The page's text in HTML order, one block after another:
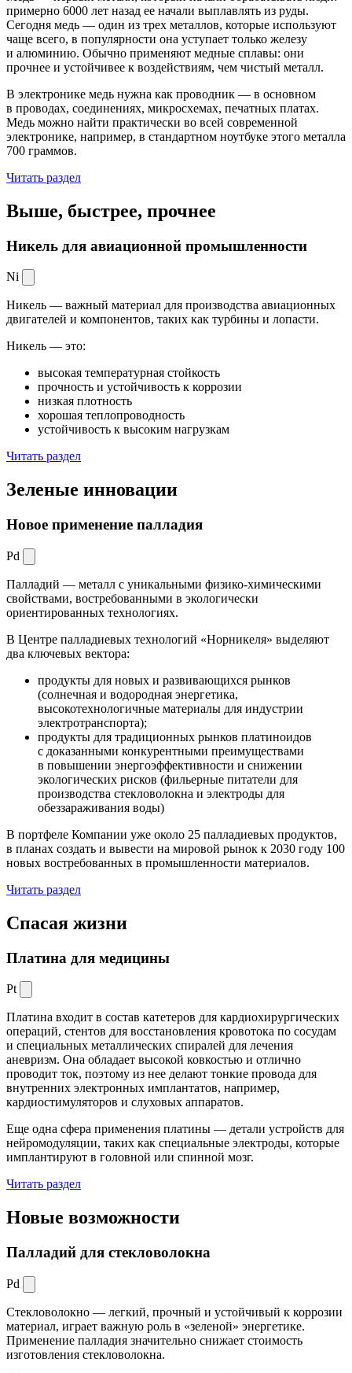
примерно 6000 лет назад ее начали выплавлять из руды.
Сегодня медь — один из трех металлов, которые используют
чаще всего, в популярности она уступает только железу
и алюминию. Обычно применяют медные сплавы: они
прочнее и устойчивее к воздействиям, чем чистый металл.
В электронике медь нужна как проводник — в основном
в проводах, соединениях, микросхемах, печатных платах.
Медь можно найти практически во всей современной
электронике, например, в стандартном ноутбуке этого металла
700 граммов.
Читать раздел
Выше, быстрее, прочнее
Никель для авиационной промышленности
Ni
Никель — важный материал для производства авиационных
двигателей и компонентов, таких как турбины и лопасти.
Никель — это:
высокая температурная стойкость
прочность и устойчивость к коррозии
низкая плотность
хорошая теплопроводность
устойчивость к высоким нагрузкам
Читать раздел
Зеленые инновации
Новое применение палладия
Pd
Палладий — металл с уникальными физико-химическими
свойствами, востребованными в экологически
ориентированных технологиях.
В Центре палладиевых технологий «Норникеля» выделяют
два ключевых вектора:
продукты для новых и развивающихся рынков
(солнечная и водородная энергетика,
высокотехнологичные материалы для индустрии
электротранспорта);
продукты для традиционных рынков платиноидов
с доказанными конкурентными преимуществами
в повышении энергоэффективности и снижении
экологических рисков (фильерные питатели для
производства стекловолокна и электроды для
обеззараживания воды)
В портфеле Компании уже около 25 палладиевых продуктов,
в планах создать и вывести на мировой рынок к 2030 году 100
новых востребованных в промышленности материалов.
Читать раздел
Спасая жизни
Платина для медицины
Pt
Платина входит в состав катетеров для кардиохирургических
операций, стентов для восстановления кровотока по сосудам
и специальных металлических спиралей для лечения
аневризм. Она обладает высокой ковкостью и отлично
проводит ток, поэтому из нее делают тонкие провода для
внутренних электронных имплантатов, например,
кардиостимуляторов и слуховых аппаратов.
Еще одна сфера применения платины — детали устройств для
нейромодуляции, таких как специальные электроды, которые
имплантируют в головной или спинной мозг.
Читать раздел
Новые возможности
Палладий для стекловолокна
Pd
Стекловолокно — легкий, прочный и устойчивый к коррозии
материал, играет важную роль в «зеленой» энергетике.
Применение палладия значительно снижает стоимость
изготовления стекловолокна.